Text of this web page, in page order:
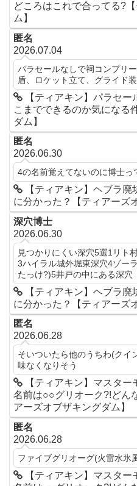
どころはこれで合ってる?
ム】
匿名
2026.07.04
パラセールなしで祠コンプリ
盾、ロケット立て、グライド
【ティアキン】パラセ
こまでできるのか気になる
ダム】
匿名
2026.06.30
4の名前覚えてないのに博士っ
【ティアキン】ヘブラ
に分かった？【ティアーズ
深穴博士
2026.06.30
見つかりにくい深穴5選1リト
3ハイラル城外堀東深穴4ゾー
たっけ?)5井戸の中にある深穴
【ティアキン】ヘブラ
に分かった？【ティアーズ
匿名
2026.06.28
そいついたら他のうちわ(クイ
味なくなりそう
【ティアキン】マスタ
名前は○○グリオーク?!どん
アーズオブザキングダム】
匿名
2026.06.28
ファイブグリオーグ(火雷水氷
【ティアキン】マスタ